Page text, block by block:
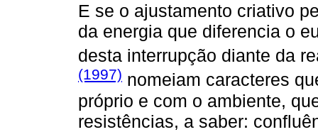
E se o ajustamento criativo
da energia que diferencia o
desta interrupção diante da
(1997) nomeiam caracteres
próprio e com o ambiente,
resistências, a saber: